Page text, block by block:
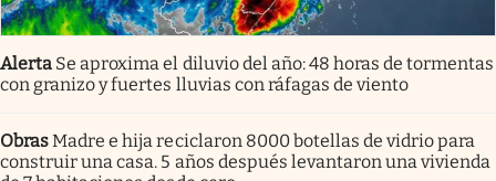
Alerta Se aproxima el diluvio del año: 48 horas de tormentas
con granizo y fuertes lluvias con ráfagas de viento
ObrasMadre e hija reciclaron 8000 botellas de vidrio para
construir una casa. 5 años después levantaron una vivienda